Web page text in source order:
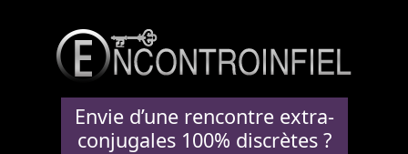
Envie d’une rencontre extra-
conjugales 100% discrètes ?